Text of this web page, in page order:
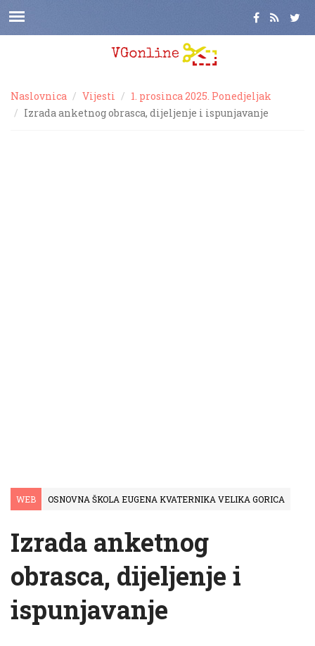
Naslovnica Vijesti
1. prosinca 2025. Ponedjeljak
Izrada anketnog obrasca, dijeljenje i ispunjavanje
WEB OSNOVNA ŠKOLA EUGENA KVATERNIKA VELIKA GORICA
Izrada anketnog
obrasca, dijeljenje i
ispunjavanje